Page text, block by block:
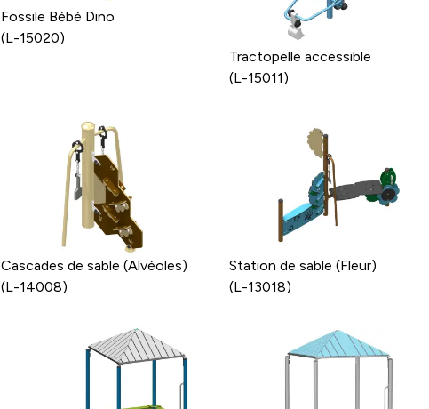
Fossile Bébé Dino
(L-15020)
Tractopelle accessible
(L-15011)
Cascades de sable (Alvéoles)
(L-14008)
Station de sable (Fleur)
(L-13018)